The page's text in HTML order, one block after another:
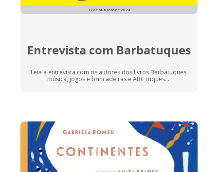
31 de outubro de 2024
Entrevista com Barbatuques
Leia a entrevista com os autores dos livros Barbatuques:
música, jogos e brincadeiras e ABCTuques....